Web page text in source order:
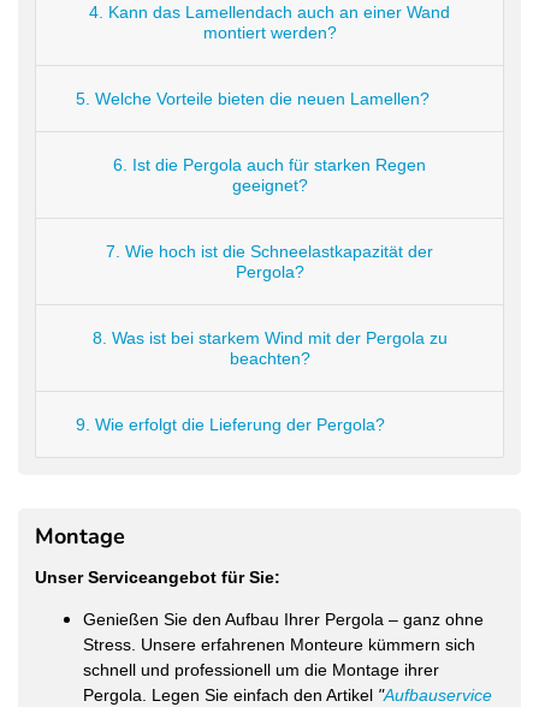
Edelstahl
4. Kann das Lamellendach auch an einer Wand
montiert werden?
5. Welche Vorteile bieten die neuen Lamellen?
6. Ist die Pergola auch für starken Regen
geeignet?
7. Wie hoch ist die Schneelastkapazität der
Pergola?
8. Was ist bei starkem Wind mit der Pergola zu
beachten?
9. Wie erfolgt die Lieferung der Pergola?
Montage
Unser Serviceangebot für Sie:
Genießen Sie den Aufbau Ihrer Pergola – ganz ohne
Stress. Unsere erfahrenen Monteure kümmern sich
schnell und professionell um die Montage ihrer
Pergola. Legen Sie einfach den Artikel "Aufbauservice